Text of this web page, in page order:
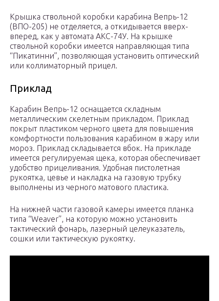
Крышка ствольной коробки карабина Вепрь-12
(ВПО-205) не отделяется, а откидывается вверх-
вперед, как у автомата АКС-74У. На крышке
ствольной коробки имеется направляющая типа
“Пикатинни”, позволяющая установить оптический
или коллиматорный прицел.
Приклад
Карабин Вепрь-12 оснащается складным
металлическим скелетным прикладом. Приклад
покрыт пластиком черного цвета для повышения
комфортности пользования карабином в жару или
мороз. Приклад складывается вбок. На прикладе
имеется регулируемая щека, которая обеспечивает
удобство прицеливания. Удобная пистолетная
рукоятка, цевье и накладка на газовую трубку
выполнены из черного матового пластика.
На нижней части газовой камеры имеется планка
типа “Weaver”, на которую можно установить
тактический фонарь, лазерный целеуказатель,
сошки или тактическую рукоятку.